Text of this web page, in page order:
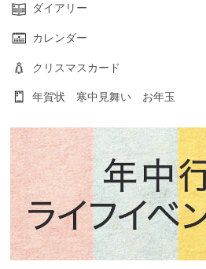
ダイアリー
カレンダー
クリスマスカード
年賀状 寒中見舞い お年玉